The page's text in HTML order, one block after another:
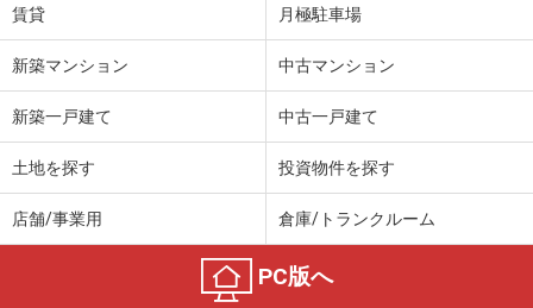
賃貸 月極駐車場
新築マンション 中古マンション
新築一戸建て 中古一戸建て
土地を探す 投資物件を探す
店舗/事業用 倉庫/トランクルーム
PC版へ